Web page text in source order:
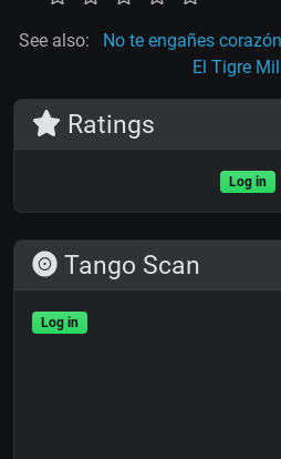
See also: No te engañes corazón
El Tigre
Ratings
Log in
Tango Scan
Log in